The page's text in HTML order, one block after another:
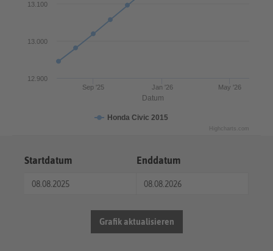
Datum
Honda Civic 2015
Jan '26
Sep '25 May '26
12.900
13.000
13.100
Highcharts.com
Startdatum Enddatum
Grafik aktualisieren